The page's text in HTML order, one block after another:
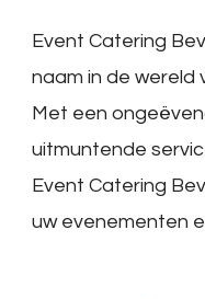
Event Catering
naam in de wereld
Met een
uitmuntende
Event Catering
uw evenementen